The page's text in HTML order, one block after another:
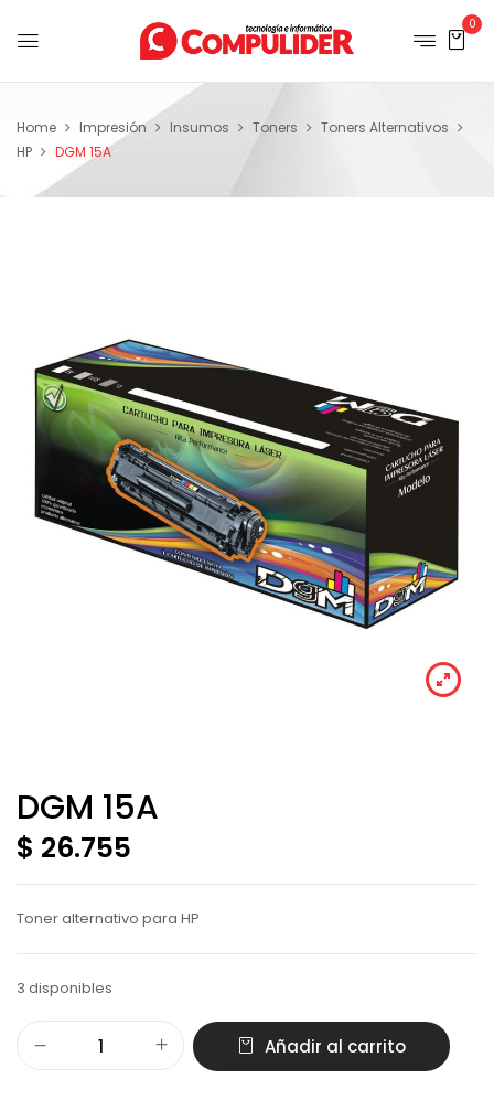
0
Home Impresión Insumos Toners
Toners Alternativos
HP
DGM 15A
DGM 15A
$ 26.755
Toner alternativo para HP
3 disponibles
Añadir al carrito